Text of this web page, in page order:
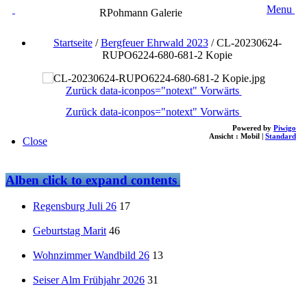
RPohmann Galerie Menu
Startseite/Bergfeuer Ehrwald 2023/CL-20230624-
RUPO6224-680-681-2 Kopie
Zurück data-iconpos="notext" Vorwärts
Zurück data-iconpos="notext" Vorwärts
Powered by Piwigo
Ansicht : Mobil | Standard
Close
Albenclick to expand contents
Regensburg Juli 26 17
Geburtstag Marit 46
Wohnzimmer Wandbild 26 13
Seiser Alm Frühjahr 2026 31